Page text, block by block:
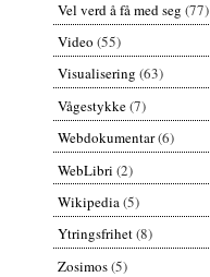
Vel verd å få med seg (77)
Video (55)
Visualisering (63)
Vågestykke(7)
Webdokumentar(6)
WebLibri (2)
Wikipedia(5)
Ytringsfrihet(8)
Zosimos(5)